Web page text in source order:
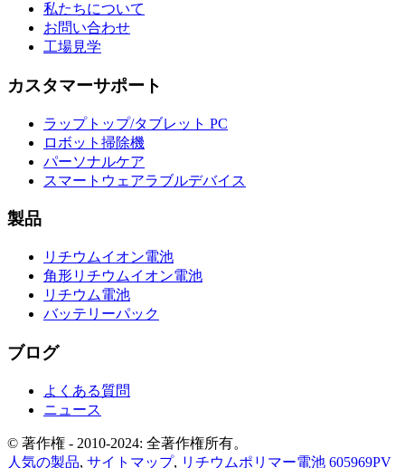
私たちについて
お問い合わせ
工場見学
カスタマーサポート
ラップトップ/タブレット PC
ロボット掃除機
パーソナルケア
スマートウェアラブルデバイス
製品
リチウムイオン電池
角形リチウムイオン電池
リチウム電池
バッテリーパック
ブログ
よくある質問
ニュース
© 著作権 - 2010-2024: 全著作権所有。
人気の製品, サイトマップ, リチウムポリマー電池 605969PV